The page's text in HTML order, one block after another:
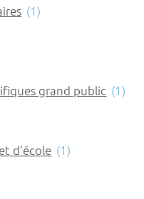
(1)
grand public (1)
d'école (1)